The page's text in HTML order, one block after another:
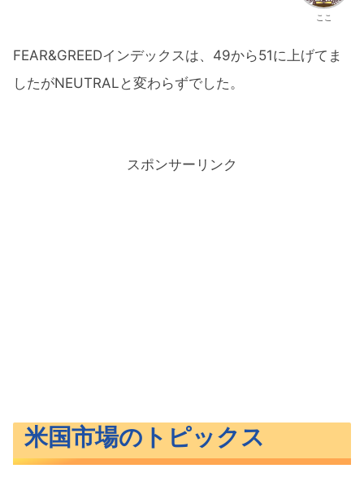
ここ
FEAR&GREEDインデックスは、49から51に上げてま
したがNEUTRALと変わらずでした。
スポンサーリンク
米国市場のトピックス